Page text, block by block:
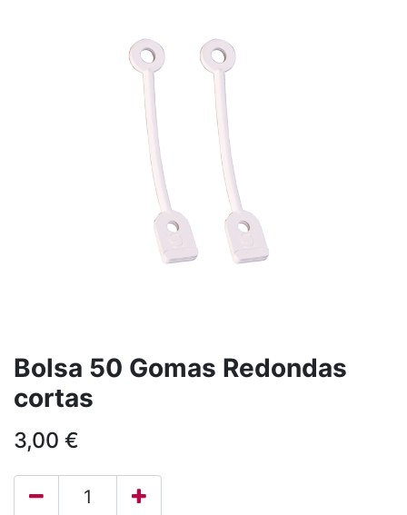
Bolsa 50 Gomas Redondas
cortas
3,00 €